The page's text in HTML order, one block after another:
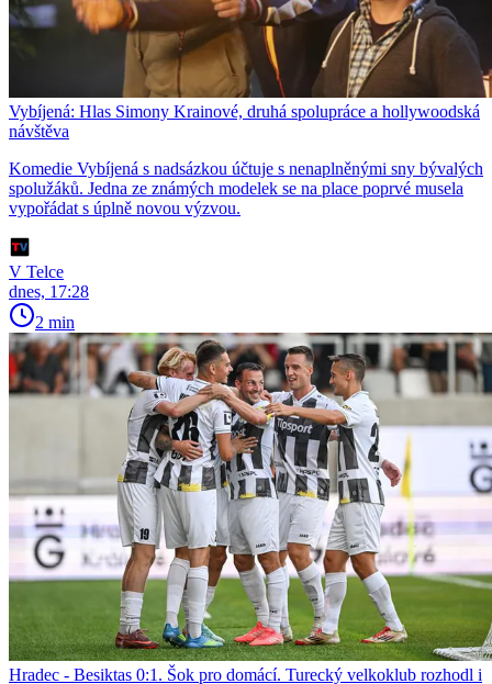
Vybíjená: Hlas Simony Krainové, druhá spolupráce a hollywoodská
návštěva
Komedie Vybíjená s nadsázkou účtuje s nenaplněnými sny bývalých
spolužáků. Jedna ze známých modelek se na place poprvé musela
vypořádat s úplně novou výzvou.
V Telce
dnes, 17:28
2 min
Hradec - Besiktas 0:1. Šok pro domácí. Turecký velkoklub rozhodl i